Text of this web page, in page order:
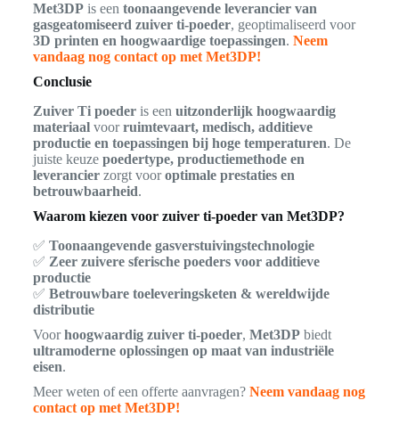
Met3DPis een toonaangevende leverancier van
gasgeatomiseerd zuiver ti-poeder, geoptimaliseerd voor
3D printen en hoogwaardige toepassingen. Neem
vandaag nog contact op met Met3DP!
Conclusie
Zuiver Ti poederis een uitzonderlijk hoogwaardig
materiaalvoorruimtevaart, medisch, additieve
productie en toepassingen bij hoge temperaturen. De
juiste keuze poedertype, productiemethode en
leverancierzorgt vooroptimale prestaties en
betrouwbaarheid.
Waarom kiezen voor zuiver ti-poeder van Met3DP?
✅ Toonaangevende gasverstuivingstechnologie
✅ Zeer zuivere sferische poeders voor additieve
productie
✅ Betrouwbare toeleveringsketen & wereldwijde
distributie
Voorhoogwaardig zuiver ti-poeder, Met3DPbiedt
ultramoderne oplossingen op maat van industriële
eisen.
Meer weten of een offerte aanvragen? Neem vandaag nog
contact op met Met3DP!